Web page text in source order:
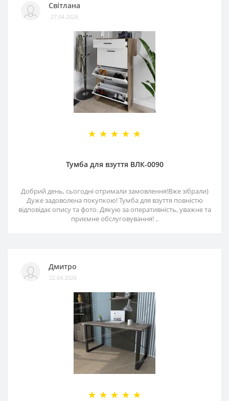
Світлана
27.04.2026
Тумба для взуття ВЛК-0090
Добрий день, сьогодні отримали замовлення!Вже зібрали)
Дуже задоволена покупкою! Тумба для взуття повністю
відповідає опису та фото. Дякую за оперативність, уважне та
приємне обслуговування! ..
Дмитро
22.04.2026